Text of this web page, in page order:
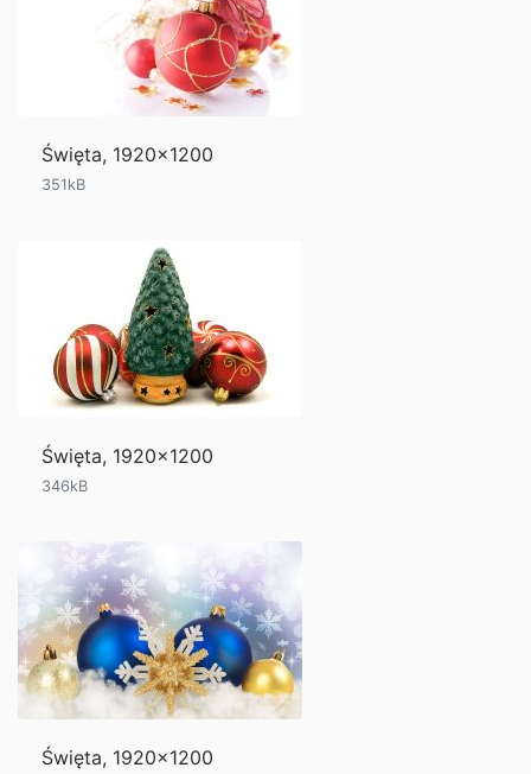
Święta, 1920x1200
351kB
Święta, 1920x1200
346kB
Święta, 1920x1200